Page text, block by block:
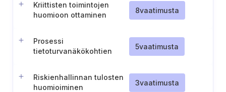
Kriittisten toimintojen
huomioon ottaminen
8vaatimusta
Prosessi
tietoturvanäkökohtien
5vaatimusta
Riskienhallinnan tulosten
huomioiminen
3vaatimusta